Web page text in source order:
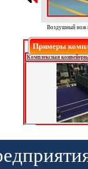
Воздушный
Примеры
Комплексная